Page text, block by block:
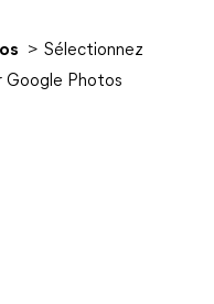
> Sélectionnez
Google Photos